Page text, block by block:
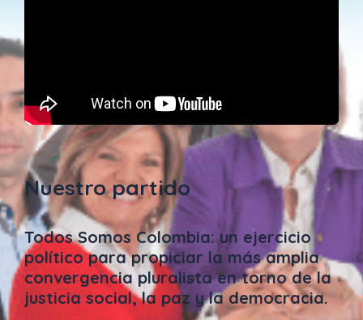
Nuestro partido
Todos Somos Colombia: un ejercicio
político para propiciar la más amplia
convergencia pluralista en torno de la
justicia social, la paz y la democracia.